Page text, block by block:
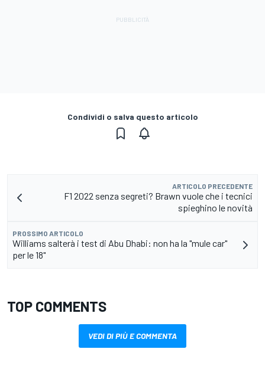
Condividi o salva questo articolo
ARTICOLO PRECEDENTE
F1 2022 senza segreti? Brawn vuole che i tecnici
spieghino le novità
PROSSIMO ARTICOLO
Williams salterà i test di Abu Dhabi: non ha la "mule car"
per le 18"
TOP COMMENTS
VEDI DI PIÙ E COMMENTA